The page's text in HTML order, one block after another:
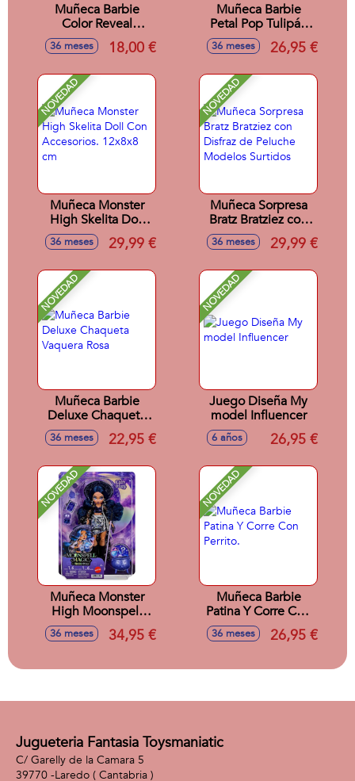
Muñeca Barbie
Color Reveal
Sirenas
36 meses 18,00 €
Muñeca Barbie
Petal Pop Tulipán
Rosa
36 meses 26,95 €
NOVEDAD
Muñeca Monster
High Skelita Doll
Con Accesorios.
12x8x8 cm
36 meses 29,99 €
NOVEDAD
Muñeca Sorpresa
Bratz Bratziez con
Disfraz de Peluche
Modelos Surtidos
36 meses 29,99 €
NOVEDAD
Muñeca Barbie
Deluxe Chaqueta
Vaquera Rosa
36 meses 22,95 €
NOVEDAD
Juego Diseña My
model Influencer
6 años 26,95 €
NOVEDAD
Muñeca Monster
High Moonspell
High Claire
Clairvoyant. 30 cm.
36 meses 34,95 €
NOVEDAD
Muñeca Barbie
Patina Y Corre Con
Perrito.
36 meses 26,95 €
Jugueteria Fantasia Toysmaniatic
C/ Garelly de la Camara 5
39770 -Laredo ( Cantabria )